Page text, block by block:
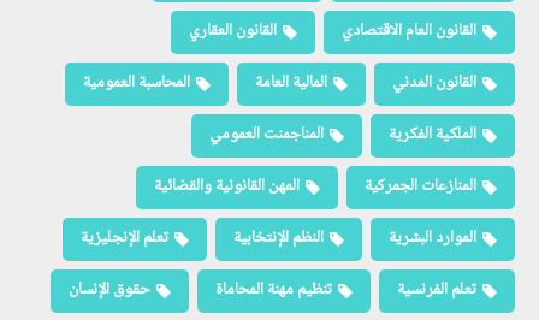
القانون العام الاقتصادي
القانون العقاري
القانون المدني
المالية العامة
المحاسبة العمومية
الملكية الفكرية
المناجمنت العمومي
المنازعات الجمركية
المهن القانونية والقضائية
الموارد البشرية
النظم الإنتخابية
تعلم الإنجليزية
تعلم الفرنسية
تنظيم مهنة المحاماة حقوق الإنسان